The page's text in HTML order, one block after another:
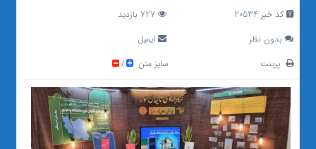
کد خبر 20534
بدون نظر
ایمیل
پرینت
سایز متن /